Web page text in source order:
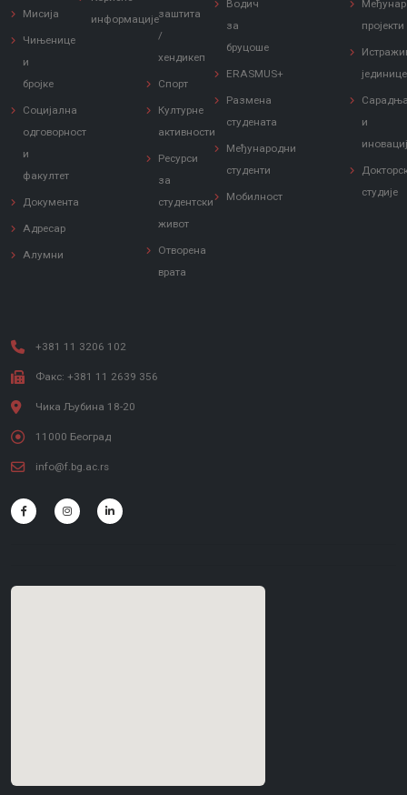
Мисија
Чињенице
и
бројке
Социјална
одговорност
и
факултет
Документа
Адресар
Алумни
информацијезаштита
/
хендикеп
Спорт
Културне
активности
Ресурси
за
студентски
живот
Отворена
врата
Водич
за
бруцоше
ERASMUS+
Размена
студената
Међународни
студенти
Мобилност
пројекти
јединице
и
студије
+381 11 3206 102
Факс: +381 11 2639 356
Чика Љубина 18-20
11000 Београд
info@f.bg.ac.rs